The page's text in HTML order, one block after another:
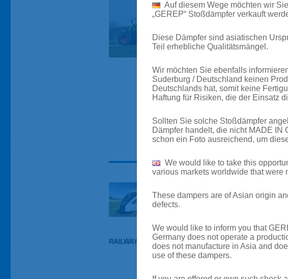
We
large
RAILWAY TRAMS TRUCKS
Auf diesem Wege möchten wir
„GEREP“ Stoßdämpfer verkauft
Diese Dämpfer sind asiatischen
Teil erhebliche Qualitätsmängel.
Wir möchten Sie ebenfalls
Suderburg / Deutschland keinen
Deutschlands hat, somit keine
Haftung für Risiken, die der Einsatz
Sollten Sie solche Stoßdämpfer
Dämpfer handelt, die nicht MADE IN
schon ein Foto ausreichend, um
We would like to take this
various markets worldwide that were
These dampers are of Asian origin
defects.
We would like to inform you that
Germany does not operate a
does not manufacture in Asia and
use of these dampers.